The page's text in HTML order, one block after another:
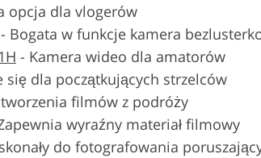
opcja dla vlogerów
- Bogata w funkcje kamera
- Kamera wideo dla amatorów
się dla początkujących strzelców
filmów z podróży
wyraźny materiał filmowy
do fotografowania